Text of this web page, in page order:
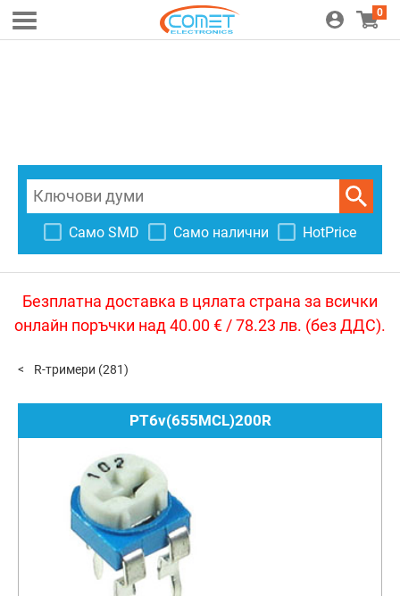
0
Само SMD Само налични HotPrice
Безплатна доставка в цялата страна за всички
онлайн поръчки над 40.00 € / 78.23 лв. (без ДДС).
R-тримери (281)
PT6v(655MCL)200R